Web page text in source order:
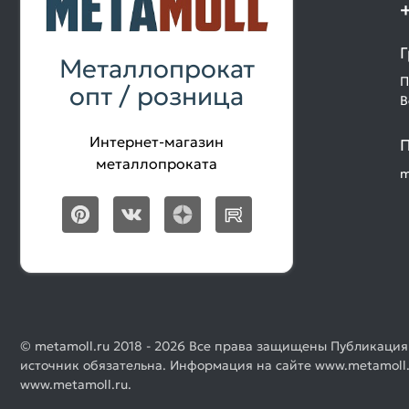
Металлопрокат
опт / розница
Интернет-магазин
металлопроката
© metamoll.ru 2018 - 2026 Все права защищены
источник обязательна. Информация на сайте
www.metamoll.ru.